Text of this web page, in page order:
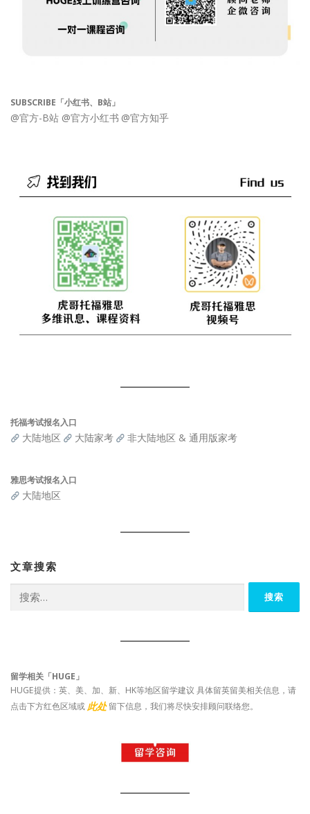
SUBSCRIBE「小红书、B站」
@官方-B站 @官方小红书 @官方知乎
托福考试报名入口
大陆地区 大陆家考 非大陆地区 & 通用版家考
雅思考试报名入口
大陆地区
文章搜索
索：
留学相关「HUGE」
HUGE提供：英、美、加、新、HK等地区留学建议 具体留英留美相关信息，请
点击下方红色区域或 此处 留下信息，我们将尽快安排顾问联络您。